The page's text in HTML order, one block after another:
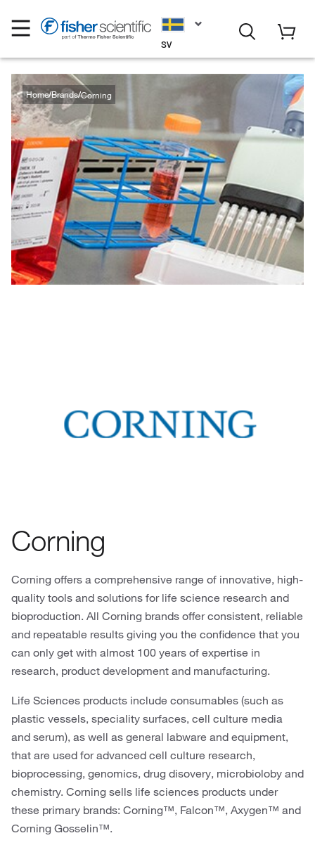
SV
Home Brands Corning
Corning
Corning offers a comprehensive range of innovative, high-
quality tools and solutions for life science research and
bioproduction. All Corning brands offer consistent, reliable
and repeatable results giving you the confidence that you
can only get with almost 100 years of expertise in
research, product development and manufacturing.
Life Sciences products include consumables (such as
plastic vessels, speciality surfaces, cell culture media
and serum), as well as general labware and equipment,
that are used for advanced cell culture research,
bioprocessing, genomics, drug disovery, microbioloby and
chemistry. Corning sells life sciences products under
these primary brands: Corning™, Falcon™, Axygen™ and
Corning Gosselin™.